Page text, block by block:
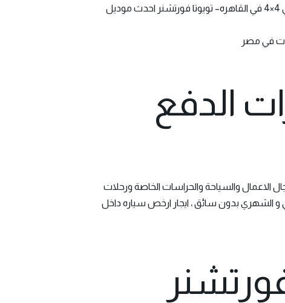
انطلاق وحش السيارات … ايجار تويوتا فورتشنر الجديده كليا في مصر ، تأجير احدث سيارة تويوتا فورتشنر جيب دفع رباعي 4×4 في القاهره– تويوتا فورتشنر احدث موديل
الدفع
الاعمال والسياحة والحراسات الخاصة ورحلات
ايجار ارخص سياره داخل